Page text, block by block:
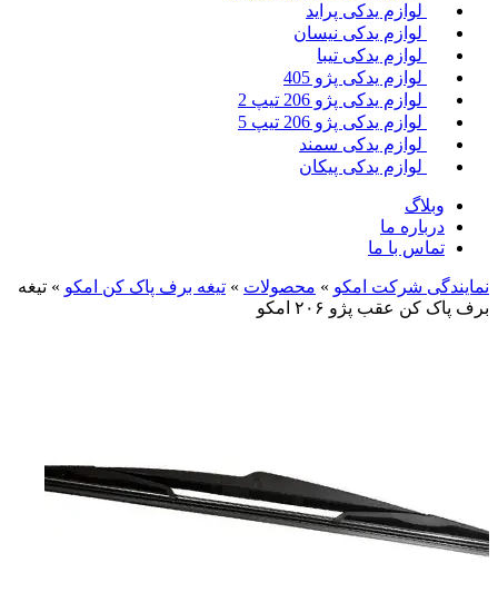
لوازم یدکی پراید
لوازم یدکی نیسان
لوازم یدکی تیبا
لوازم یدکی پژو 405
لوازم یدکی پژو 206 تیپ 2
لوازم یدکی پژو 206 تیپ 5
لوازم یدکی سمند
لوازم یدکی پیکان
وبلاگ
درباره ما
تماس با ما
نمایندگی شرکت امکو » محصولات » تیغه برف پاک کن امکو » تیغه
برف پاک کن عقب پژو ۲۰۶ امکو